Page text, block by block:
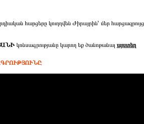
հարցերը կուղղվեն Ժիրայրին՝ մեր
կոնսագրությանը կարող եք ծանոթանալ այստեղ